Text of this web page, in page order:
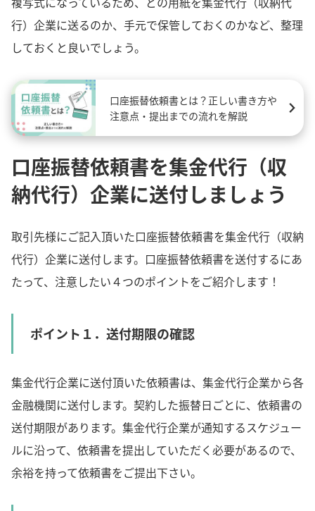
行）企業に送るのか、手元で保管しておくのかなど、整理
しておくと良いでしょう。
口座振替依頼書とは？正しい書き方や
注意点・提出までの流れを解説
口座振替依頼書を集金代行（収
納代行）企業に送付しましょう
取引先様にご記入頂いた口座振替依頼書を集金代行（収納
代行）企業に送付します。口座振替依頼書を送付するにあ
たって、注意したい４つのポイントをご紹介します！
ポイント１．送付期限の確認
集金代行企業に送付頂いた依頼書は、集金代行企業から各
金融機関に送付します。契約した振替日ごとに、依頼書の
送付期限があります。集金代行企業が通知するスケジュー
ルに沿って、依頼書を提出していただく必要があるので、
余裕を持って依頼書をご提出下さい。